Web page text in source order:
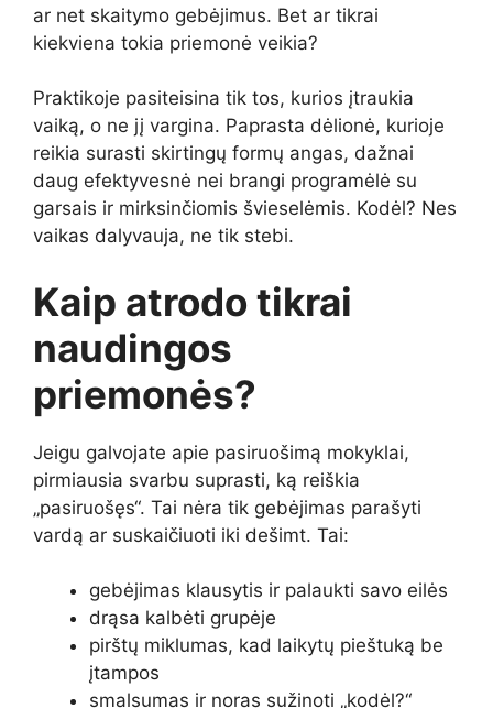
ar net skaitymo gebėjimus. Bet ar tikrai
kiekviena tokia priemonė veikia?
Praktikoje pasiteisina tik tos, kurios įtraukia
vaiką, o ne jį vargina. Paprasta dėlionė, kurioje
reikia surasti skirtingų formų angas, dažnai
daug efektyvesnė nei brangi programėlė su
garsais ir mirksinčiomis švieselėmis. Kodėl? Nes
vaikas dalyvauja, ne tik stebi.
Kaip atrodo tikrai
naudingos
priemonės?
Jeigu galvojate apie pasiruošimą mokyklai,
pirmiausia svarbu suprasti, ką reiškia
„pasiruošęs“. Tai nėra tik gebėjimas parašyti
vardą ar suskaičiuoti iki dešimt. Tai:
gebėjimas klausytis ir palaukti savo eilės
drąsa kalbėti grupėje
pirštų miklumas, kad laikytų pieštuką be
įtampos
smalsumas ir noras sužinoti „kodėl?“